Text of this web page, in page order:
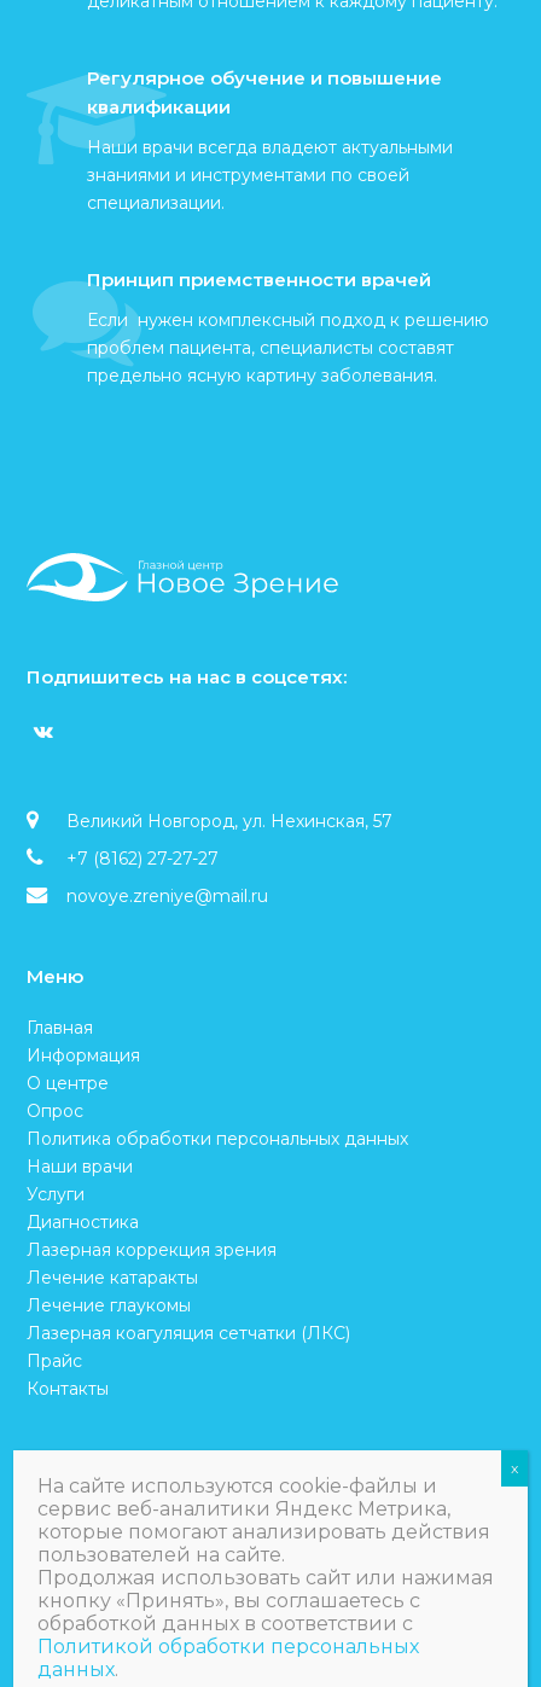
Регулярное обучение и повышение
квалификации
Наши врачи всегда владеют актуальными
знаниями и инструментами по своей
специализации.
Принцип приемственности врачей
Если нужен комплексный подход к решению
проблем пациента, специалисты составят
предельно ясную картину заболевания.
Подпишитесь на нас в соцсетях:
Великий Новгород, ул. Нехинская, 57
+7 (8162) 27-27-27
novoye.zreniye@mail.ru
Меню
Главная
Информация
О центре
Опрос
Политика обработки персональных данных
Наши врачи
Услуги
Диагностика
Лазерная коррекция зрения
Лечение катаракты
Лечение глаукомы
Лазерная коагуляция сетчатки (ЛКС)
Прайс
Контакты
CopyrightООО «А-текс» 2026
Политика обработки персональных данных
Имеются противопоказания.
Необходима консультация
На сайте используются cookie-файлы и
сервис веб-аналитики Яндекс Метрика,
которые помогают анализировать действия
пользователей на сайте.
Продолжая использовать сайт или нажимая
кнопку «Принять», вы соглашаетесь с
обработкой данных в соответствии с
Политикой обработки персональных
данных.